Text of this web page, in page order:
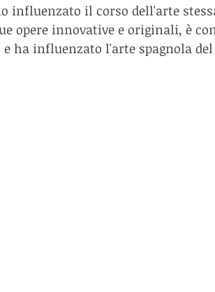
influenzato il corso dell'arte
opere innovative e originali, è
ha influenzato l'arte spagnola del